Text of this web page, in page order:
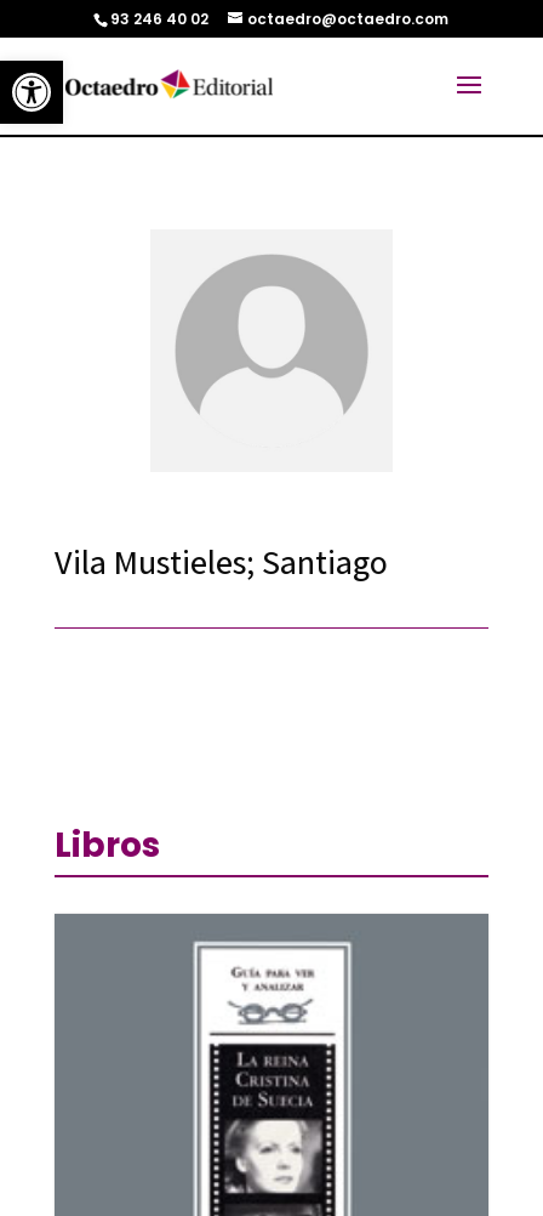
Abrir barra de herramientas
93 246 40 02 octaedro@octaedro.com
Vila Mustieles; Santiago
Libros